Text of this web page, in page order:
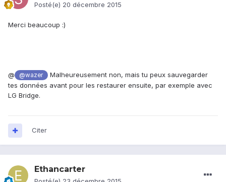
Posté(e) 20 décembre 2015
Merci beaucoup :)
@ @wazer
Malheureusement non, mais tu peux sauvegarder
tes données avant pour les restaurer ensuite, par exemple avec
LG Bridge.
Citer
Ethancarter